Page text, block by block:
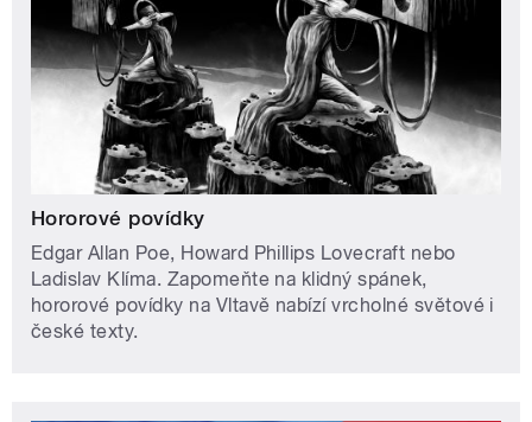
Hororové povídky
Edgar Allan Poe, Howard Phillips Lovecraft nebo
Ladislav Klíma. Zapomeňte na klidný spánek,
hororové povídky na Vltavě nabízí vrcholné světové i
české texty.